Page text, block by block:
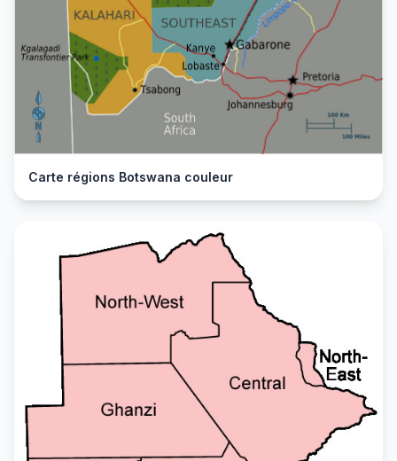
Carte régions Botswana couleur